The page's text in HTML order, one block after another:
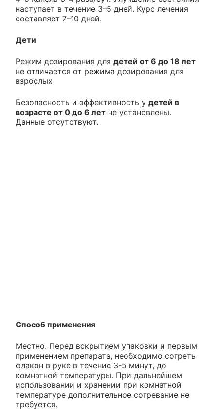
наступает в течение 3–5 дней. Курс лечения
составляет 7–10 дней.
Дети
Режим дозирования для детей от 6 до 18 лет
не отличается от режима дозирования для
взрослых
Безопасность и эффективность у детей в
возрасте от 0 до 6 лет не установлены.
Данные отсутствуют.
Способ применения
Местно. Перед вскрытием упаковки и первым
применением препарата, необходимо согреть
флакон в руке в течение 3-5 минут, до
комнатной температуры. При дальнейшем
использовании и хранении при комнатной
температуре дополнительное согревание не
требуется.